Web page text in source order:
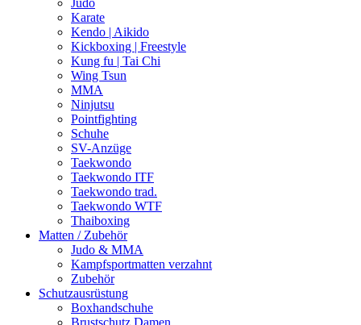
Judo
Karate
Kendo | Aikido
Kickboxing | Freestyle
Kung fu | Tai Chi
Wing Tsun
MMA
Ninjutsu
Pointfighting
Schuhe
SV-Anzüge
Taekwondo
Taekwondo ITF
Taekwondo trad.
Taekwondo WTF
Thaiboxing
Matten / Zubehör
Judo & MMA
Kampfsportmatten verzahnt
Zubehör
Schutzausrüstung
Boxhandschuhe
Brustschutz Damen